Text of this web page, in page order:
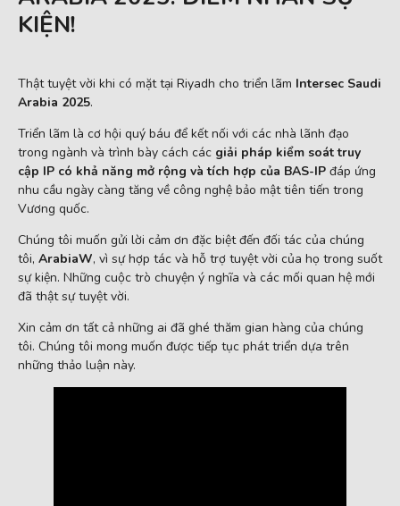
KIỆN!
Thật tuyệt vời khi có mặt tại Riyadh cho triển lãm Intersec Saudi
Arabia 2025.
Triển lãm là cơ hội quý báu để kết nối với các nhà lãnh đạo
trong ngành và trình bày cách các giải pháp kiểm soát truy
cập IP có khả năng mở rộng và tích hợp của BAS-IP đáp ứng
nhu cầu ngày càng tăng về công nghệ bảo mật tiên tiến trong
Vương quốc.
Chúng tôi muốn gửi lời cảm ơn đặc biệt đến đối tác của chúng
tôi, ArabiaW, vì sự hợp tác và hỗ trợ tuyệt vời của họ trong suốt
sự kiện. Những cuộc trò chuyện ý nghĩa và các mối quan hệ mới
đã thật sự tuyệt vời.
Xin cảm ơn tất cả những ai đã ghé thăm gian hàng của chúng
tôi. Chúng tôi mong muốn được tiếp tục phát triển dựa trên
những thảo luận này.